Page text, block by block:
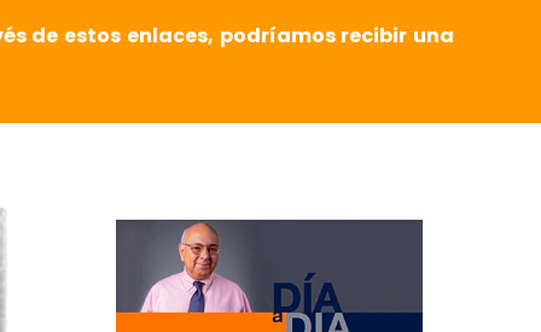
de estos enlaces, podríamos recibir una